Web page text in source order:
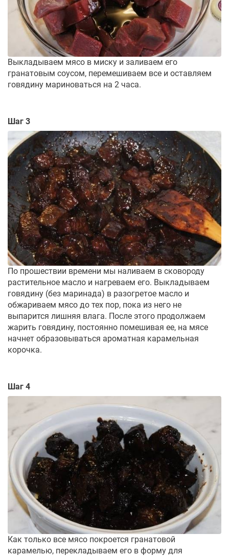
Выкладываем мясо в миску и заливаем его
гранатовым соусом, перемешиваем все и оставляем
говядину мариноваться на 2 часа.
Шаг 3
По прошествии времени мы наливаем в сковороду
растительное масло и нагреваем его. Выкладываем
говядину (без маринада) в разогретое масло и
обжариваем мясо до тех пор, пока из него не
выпарится лишняя влага. После этого продолжаем
жарить говядину, постоянно помешивая ее, на мясе
начнет образовываться ароматная карамельная
корочка.
Шаг 4
Как только все мясо покроется гранатовой
карамелью, перекладываем его в форму для